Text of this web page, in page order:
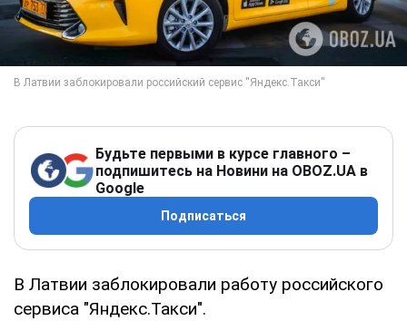
Будьте первыми в курсе главного –
подпишитесь на Новини на OBOZ.UA в
Google
Подписаться
В Латвии заблокировали работу российского
сервиса "Яндекс.Такси".